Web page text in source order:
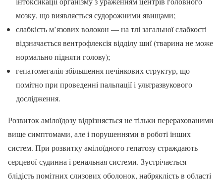
мозку, що виявляється судорожними явищами;
слабкість м’язових волокон — на тлі загальної слабкості
відзначається вентрофлексія відділу шиї (тварина не може
нормально підняти голову);
гепатомегалія-збільшення печінкових структур, що
помітно при проведенні пальпації і ультразвукового
дослідження.
Розвиток амілоїдозу відрізняється не тільки перерахованими
вище симптомами, але і порушеннями в роботі інших
систем. При розвитку амілоїдного гепатозу страждають
серцевої-судинна і ренальная системи. Зустрічається
блідість помітних слизових оболонок, набряклість в області